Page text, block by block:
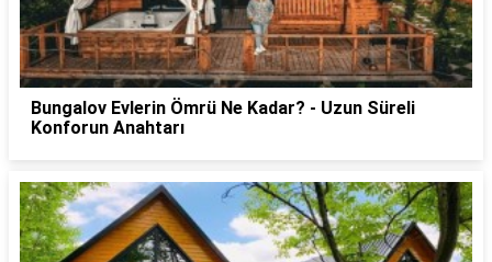
Bungalov Evlerin Ömrü Ne Kadar? - Uzun Süreli
Konforun Anahtarı